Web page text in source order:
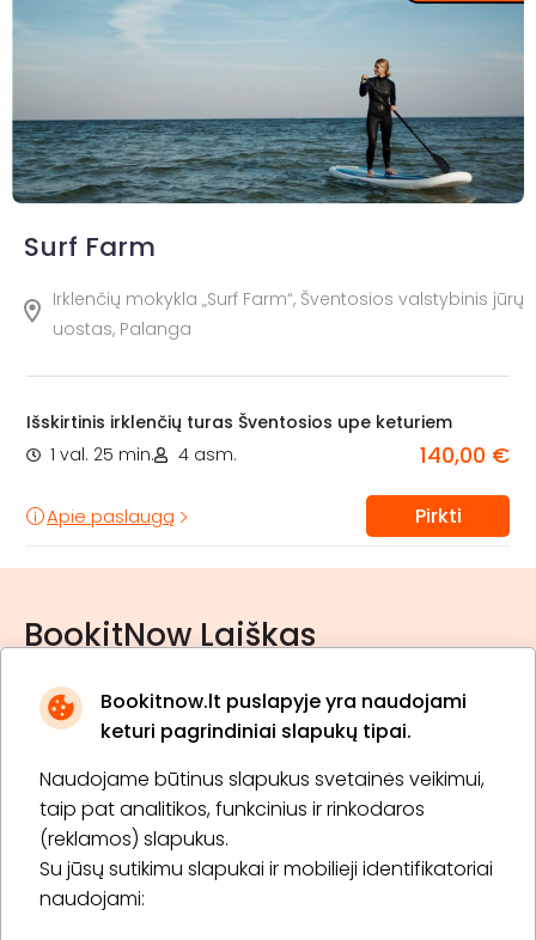
Bookitnow.lt puslapyje yra naudojami
keturi pagrindiniai slapukų tipai.
Naudojame būtinus slapukus svetainės veikimui,
taip pat analitikos, funkcinius ir rinkodaros
(reklamos) slapukus.
Su jūsų sutikimu slapukai ir mobilieji identifikatoriai
naudojami:
Surf Farm
Irklenčių mokykla „Surf Farm“, Šventosios valstybinis jūrų
uostas, Palanga
Išskirtinis irklenčių turas Šventosios upe keturiem
1 val. 25 min.
4 asm. 140,00 €
Apie paslaugą Pirkti
BookitNow Laiškas
* Susipažinau su privatumo politika
Prenumeruoti